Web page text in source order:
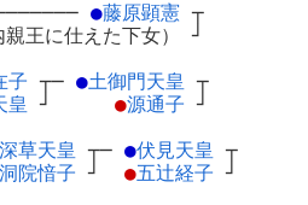
●藤原顕憲 ┬
親王に仕えた下女） ┘
子 ┬
皇 ┘
─ ●土御門天皇 ┬
●源通子 ┘
草天皇 ┬
洞院愔子 ┘
─ ●伏見天皇 ┬
●五辻経子 ┘